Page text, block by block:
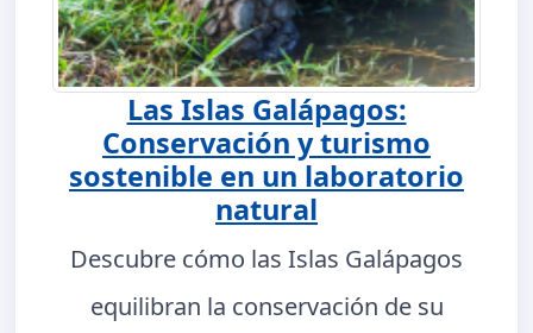
Las Islas Galápagos:
Conservación y turismo
sostenible en un laboratorio
natural
Descubre cómo las Islas Galápagos
equilibran la conservación de su